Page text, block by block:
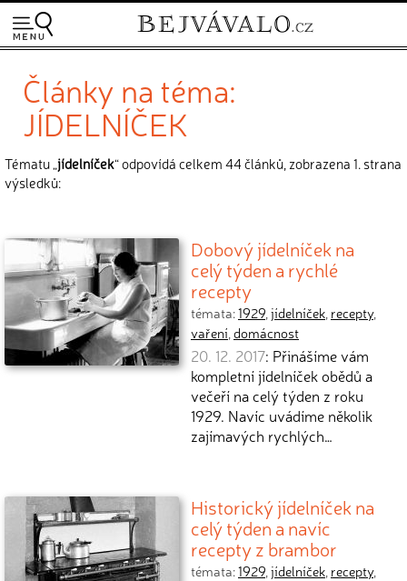
Články na téma:
JÍDELNÍČEK
Tématu „jídelníček“ odpovídá celkem 44 článků, zobrazena 1. strana
výsledků:
Dobový jídelníček na
celý týden a rychlé
recepty
témata:1929,jídelníček, recepty,
vaření,domácnost
20. 12. 2017: Přinášíme vám
kompletní jídelníček obědů a
večeří na celý týden z roku
1929. Navíc uvádíme několik
zajímavých rychlých…
Historický jídelníček na
celý týden a navíc
recepty z brambor
témata:1929,jídelníček, recepty,